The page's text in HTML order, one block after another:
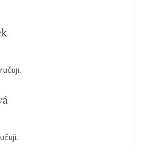
je 5 z 5 hvězdiček.
je 5 z 5 hvězdiček.